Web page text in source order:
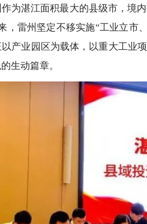
湛江面积最大的县级市，境内
，雷州坚定不移实施“工业立市
产业园区为载体，以重大工业
生动篇章。